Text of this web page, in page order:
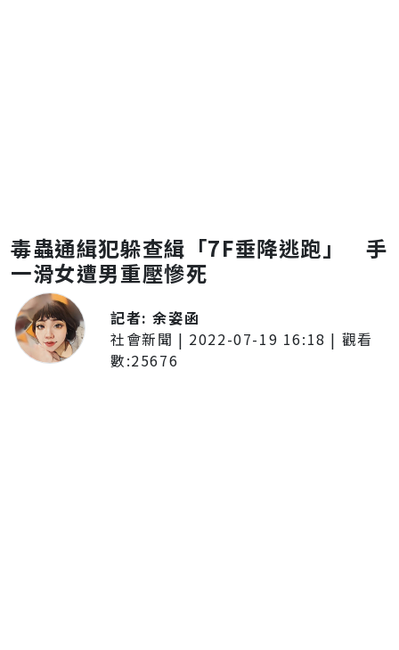
毒蟲通緝犯躲查緝「7F垂降逃跑」 手
一滑女遭男重壓慘死
記者:余姿函
社會新聞 | 2022-07-19 16:18 | 觀看
數:25676